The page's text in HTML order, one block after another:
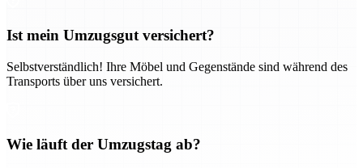
Ist mein Umzugsgut versichert?
Selbstverständlich! Ihre Möbel und Gegenstände sind während des
Transports über uns versichert.
Wie läuft der Umzugstag ab?